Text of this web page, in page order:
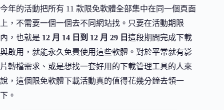
今年的活動把所有 11 款限免軟體全部集中在同一個頁面
上，不需要一個一個去不同網站找。只要在活動期限
內，也就是 12 月 14 日到 12 月 29 日 這段期間完成下載
與啟用，就能永久免費使用這些軟體。對於平常就有影
片轉檔需求、或是想找一套好用的下載管理工具的人來
說，這個限免軟體下載活動真的值得花幾分鐘去領一
下。